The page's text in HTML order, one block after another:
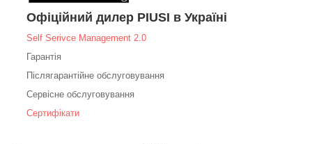
Офіційний дилер PIUSI в Україні
Self Serivce Management 2.0
Гарантія
Післягарантійне обслуговування
Сервісне обслуговування
Сертифікати